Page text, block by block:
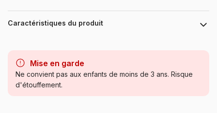
Caractéristiques du produit
Catégorie Puzzles - Art
Mise en garde
Ne convient pas aux enfants de moins de 3 ans. Risque
d'étouffement.